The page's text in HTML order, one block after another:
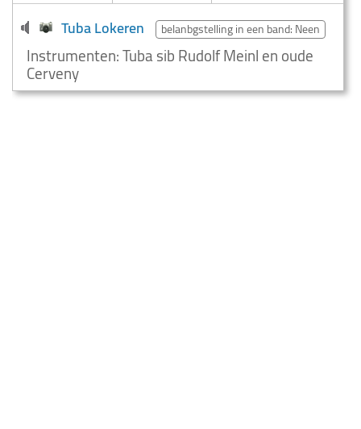
Tuba Lokeren belanbgstelling in een band: Neen
Instrumenten: Tuba sib Rudolf Meinl en oude
Cerveny